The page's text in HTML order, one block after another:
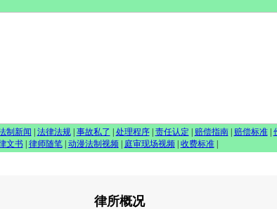
制新闻 法律法规 事故私了 处理程序 责任认定 赔偿指南 赔偿标准
文书 律师随笔| 动漫法制视频| 庭审现场视频| 收费标准|
律所概况